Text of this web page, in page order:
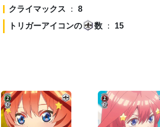
クライマックス ： 8
トリガーアイコンの
数： 15